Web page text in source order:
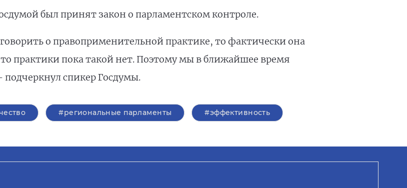
был принят закон о парламентском контроле.
о правоприменительной практике, то фактически она
практики пока такой нет. Поэтому мы в ближайшее время
подчеркнул спикер Госдумы.
#региональные парламенты #эффективность